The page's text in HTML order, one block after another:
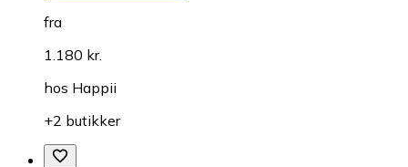
fra
1.180 kr.
hos Happii
+2 butikker